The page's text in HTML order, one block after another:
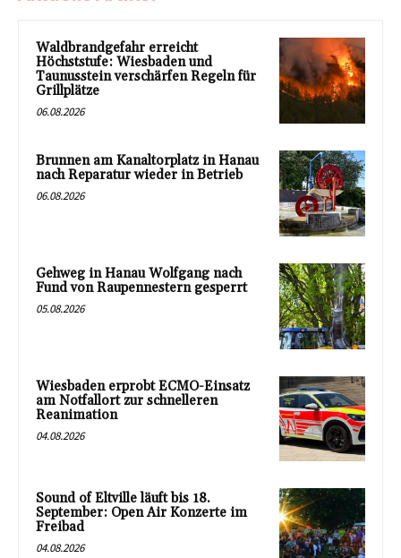
Waldbrandgefahr erreicht
Höchststufe: Wiesbaden und
Taunusstein verschärfen Regeln für
Grillplätze
06.08.2026
Brunnen am Kanaltorplatz in Hanau
nach Reparatur wieder in Betrieb
06.08.2026
Gehweg in Hanau Wolfgang nach
Fund von Raupennestern gesperrt
05.08.2026
Wiesbaden erprobt ECMO-Einsatz
am Notfallort zur schnelleren
Reanimation
04.08.2026
Sound of Eltville läuft bis 18.
September: Open Air Konzerte im
Freibad
04.08.2026